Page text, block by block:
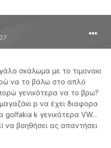
σκάλωμα με το τιμονακι
να το βάλω στο απλό
γενικότερα να το βρω?
p να έχει διαφορα
golfakia k γενικότερα VW...
να βοηθήσει ας απαντήσει